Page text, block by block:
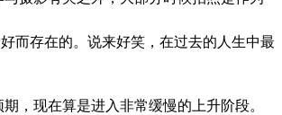
而存在的。说来好笑，在过去的人生中最
，现在算是进入非常缓慢的上升阶段。